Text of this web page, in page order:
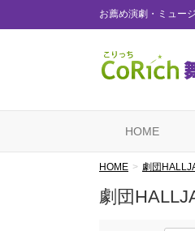
お薦め演劇・ミュー
HOME
HOME 劇団
劇団